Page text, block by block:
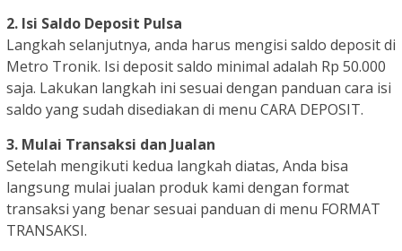
2. Isi Saldo Deposit Pulsa
Langkah selanjutnya, anda harus mengisi saldo deposit di
Metro Tronik. Isi deposit saldo minimal adalah Rp 50.000
saja. Lakukan langkah ini sesuai dengan panduan cara isi
saldo yang sudah disediakan di menu CARA DEPOSIT.
3. Mulai Transaksi dan Jualan
Setelah mengikuti kedua langkah diatas, Anda bisa
langsung mulai jualan produk kami dengan format
transaksi yang benar sesuai panduan di menu FORMAT
TRANSAKSI.